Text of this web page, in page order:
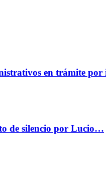
en trámite
de silencio por Lucio…